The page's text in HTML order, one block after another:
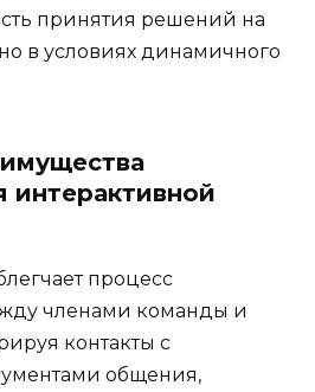
принятия решений на
в условиях динамичного
интерактивной
процесс
членами команды и
контакты с
общения,